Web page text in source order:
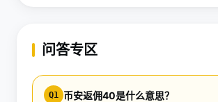
问答专区
Q1 币安返佣40是什么意思？